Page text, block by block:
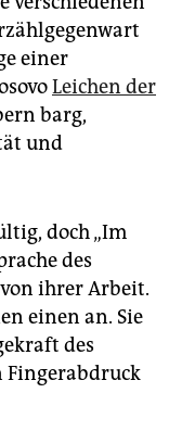
einer
Leichen der
barg,
und
doch „Im
des
von ihrer Arbeit.
einen an. Sie
des
Fingerabdruck